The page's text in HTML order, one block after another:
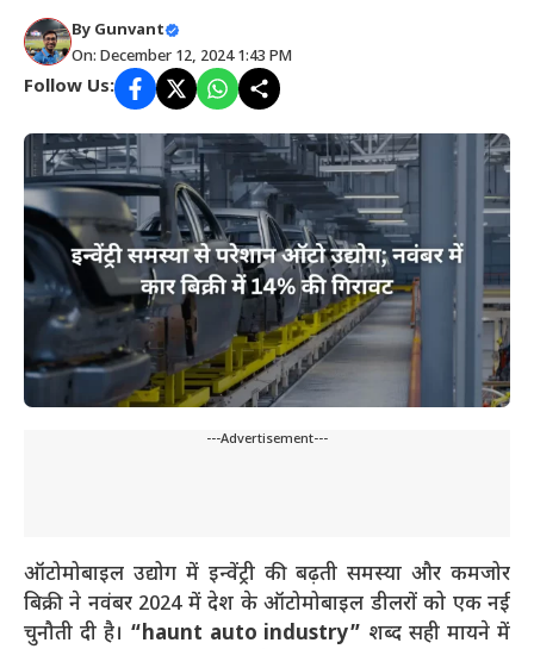
By Gunvant
On: December 12, 2024 1:43 PM
Follow Us:
---Advertisement---
ऑटोमोबाइल उद्योग में इन्वेंट्री की बढ़ती समस्या और कमजोर
बिक्री ने नवंबर 2024 में देश के ऑटोमोबाइल डीलरों को एक नई
चुनौती दी है। “haunt auto industry” शब्द सही मायने में